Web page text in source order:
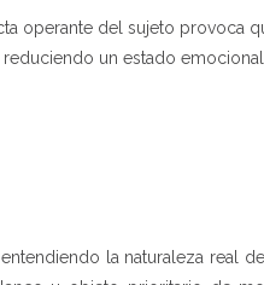
operante del sujeto provoca
un estado emocional
la naturaleza real